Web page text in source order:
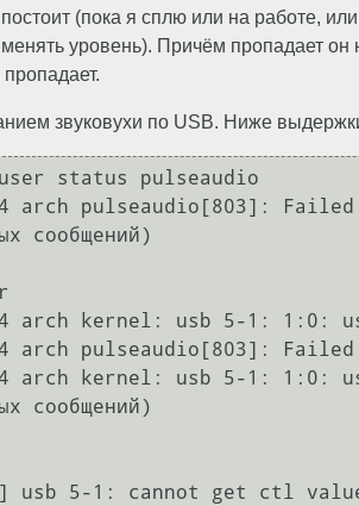
(пока я сплю или на работе,
уровень). Причём пропадает
звуковухи по USB. Ниже
status pulseaudio
arch pulseaudio[803]:
сообщений)
arch kernel: usb 5-1: 1:0:
arch pulseaudio[803]:
arch kernel: usb 5-1: 1:0:
сообщений)
usb 5-1: cannot get ctl